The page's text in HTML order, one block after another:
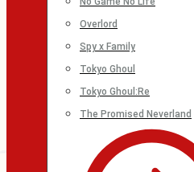
Overlord
Spy x Family
Tokyo Ghoul
Tokyo Ghoul:Re
The Promised Neverland